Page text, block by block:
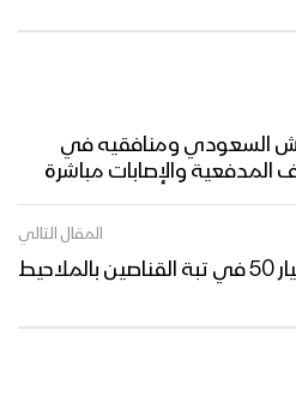
السعودي ومنافقيه في
المدفعية والإصابات مباشرة
المقال التالي